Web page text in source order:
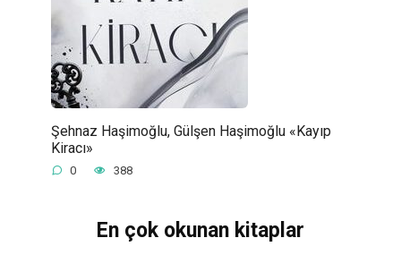
Şehnaz Haşimoğlu, Gülşen Haşimoğlu «Kayıp
Kiracı»
0 388
En çok okunan kitaplar